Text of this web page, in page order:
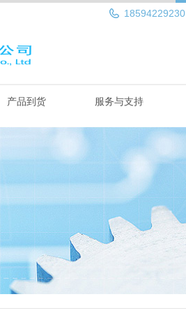
18594229230
产品到货 服务与支持